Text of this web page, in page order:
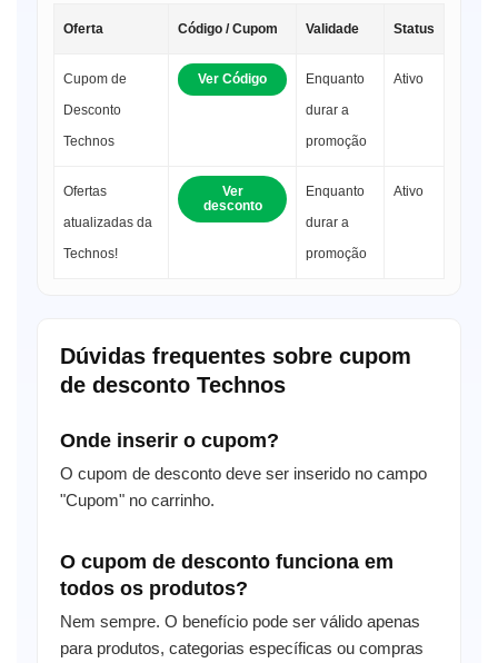
Oferta Código / Cupom Validade Status
Cupom de
Desconto
Technos
Ver Código
Enquanto
durar a
promoção
Ativo
Ofertas
atualizadas da
Technos!
Ver
desconto
Enquanto
durar a
promoção
Ativo
Dúvidas frequentes sobre cupom
de desconto Technos
Onde inserir o cupom?
O cupom de desconto deve ser inserido no campo
"Cupom" no carrinho.
O cupom de desconto funciona em
todos os produtos?
Nem sempre. O benefício pode ser válido apenas
para produtos, categorias específicas ou compras